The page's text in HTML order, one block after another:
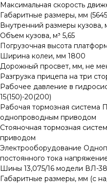
Максимальная скорость
Габаритные размеры, мм
Внутренний размеры
Объем кузова, м³ 5,65
Погрузочная высота
Ширина колеи, мм 1800
Дорожный просвет, мм, не
Разгрузка прицепа на три
Рабочее давление в
15(150)-20(200)
Рабочая тормозная система
однопроводным приводом
Стояночная тормозная
приводом
Электрооборудование
постоянного тока
Шины 13,075/16 модели ВЛ-38
Габаритные размеры, мм (с